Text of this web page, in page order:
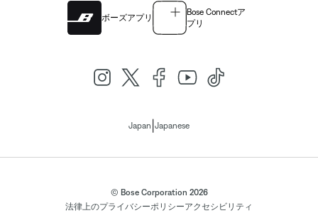
ボーズアプリ
Bose Connectア
プリ
Japan Japanese
© Bose Corporation 2026
法律上のプライバシーポリシーアクセシビリティ